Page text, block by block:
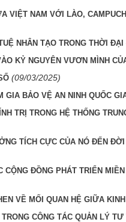
VIỆT NAM VỚI LÀO,
NHÂN TẠO TRONG THỜI ĐẠI
KỶ NGUYÊN VƯƠN MÌNH
(09/03/2025)
GIA BẢO VỆ AN NINH QUỐC
TRỊ TRONG HỆ THỐNG
TÍCH CỰC CỦA NÓ ĐẾN
CỘNG ĐỒNG PHÁT TRIỂN
VỀ MỐI QUAN HỆ GIỮA
CÔNG TÁC QUẢN LÝ